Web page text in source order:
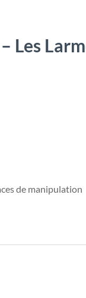
Les
de manipulation